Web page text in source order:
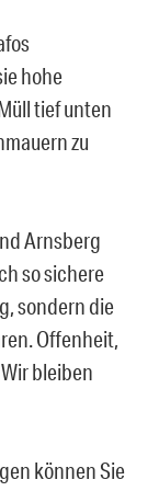
hohe
tief unten
zu
Arnsberg
so sichere
sondern die
Offenheit,
bleiben
können Sie